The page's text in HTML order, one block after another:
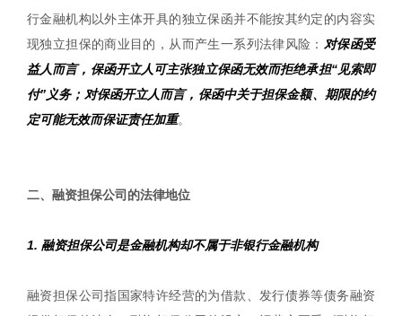
行金融机构以外主体开具的独立保函并不能按其约定的内容实
现独立担保的商业目的，从而产生一系列法律风险： 对保函受
益人而言，保函开立人可主张独立保函无效而拒绝承担“见索即
付”义务；对保函开立人而言，保函中关于担保金额、期限的约
定可能无效而保证责任加重。
二、融资担保公司的法律地位
1. 融资担保公司是金融机构却不属于非银行金融机构
融资担保公司指国家特许经营的为借款、发行债券等债务融资